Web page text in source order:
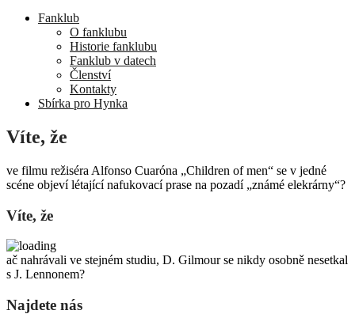
Fanklub
O fanklubu
Historie fanklubu
Fanklub v datech
Členství
Kontakty
Sbírka pro Hynka
Víte, že
ve filmu režiséra Alfonso Cuaróna „Children of men“ se v jedné
scéne objeví létající nafukovací prase na pozadí „známé elekrárny“?
Víte, že
ač nahrávali ve stejném studiu, D. Gilmour se nikdy osobně nesetkal
s J. Lennonem?
Najdete nás